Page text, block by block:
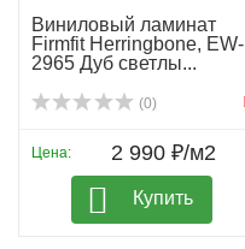
Виниловый ламинат
Firmfit Herringbone, EW-
2965 Дуб светлы...
(0)
Цена: 2 990 ₽/м2
Купить